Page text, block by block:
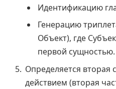
Идентификацию
Генерацию
Объект), где
первой сущностью.
Определяется вторая
действием (вторая